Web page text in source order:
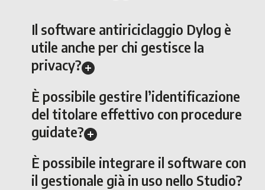
Il software antiriciclaggio Dylog è
utile anche per chi gestisce la
privacy?
È possibile gestire l’identificazione
del titolare effettivo con procedure
guidate?
È possibile integrare il software con
il gestionale già in uso nello Studio?